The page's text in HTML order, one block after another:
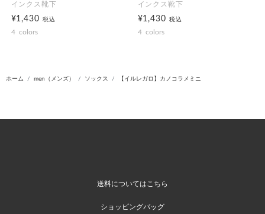
インクス靴下
¥1,430税込
4 colors
インクス靴下
¥1,430税込
4 colors
ホーム men（メンズ） ソックス 【イルレガロ】カノコラメミニ
送料についてはこちら
ショッピングバッグ